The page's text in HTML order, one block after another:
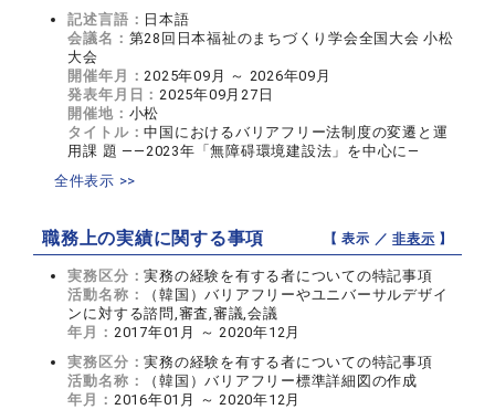
記述言語： 日本語
会議名： 第28回日本福祉のまちづくり学会全国大会 小松
大会
開催年月：2025年09月 ～ 2026年09月
発表年月日：2025年09月27日
開催地： 小松
タイトル：中国におけるバリアフリー法制度の変遷と運
用課 題 ――2023年「無障碍環境建設法」を中心に―
全件表示 >>
職務上の実績に関する事項 【 表示 ／非表示 】
実務区分：実務の経験を有する者についての特記事項
活動名称：
（韓国）バリアフリーやユニバーサルデザイ
ンに対する諮問,審査,審議,会議
年月： 2017年01月 ～ 2020年12月
実務区分：実務の経験を有する者についての特記事項
活動名称：
（韓国）バリアフリー標準詳細図の作成
年月： 2016年01月 ～ 2020年12月